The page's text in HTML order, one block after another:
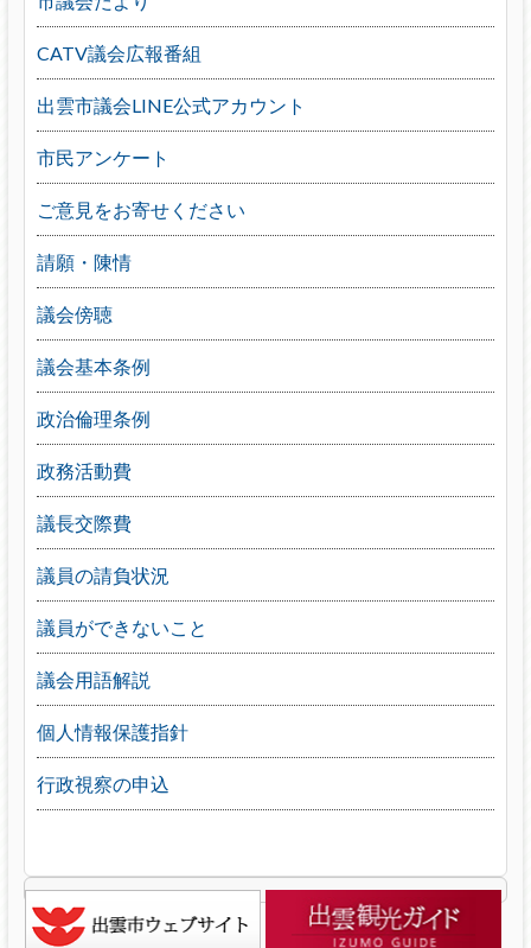
CATV議会広報番組
出雲市議会LINE公式アカウント
市民アンケート
ご意見をお寄せください
請願・陳情
議会傍聴
議会基本条例
政治倫理条例
政務活動費
議長交際費
議員の請負状況
議員ができないこと
議会用語解説
個人情報保護指針
行政視察の申込